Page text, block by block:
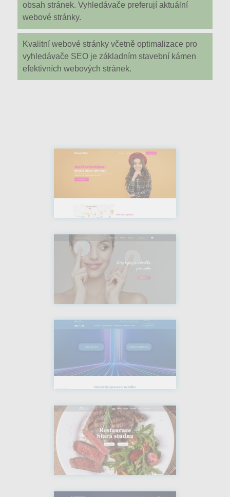
obsah stránek. Vyhledávače preferují aktuální
webové stránky.
Kvalitní webové stránky včetně optimalizace pro
vyhledávače SEO je základním stavební kámen
efektivních webových stránek.